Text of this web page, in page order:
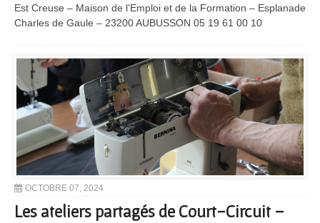
Est Creuse – Maison de l’Emploi et de la Formation – Esplanade
Charles de Gaule – 23200 AUBUSSON 05 19 61 00 10
OCTOBRE 07, 2024
Les ateliers partagés de Court-Circuit –